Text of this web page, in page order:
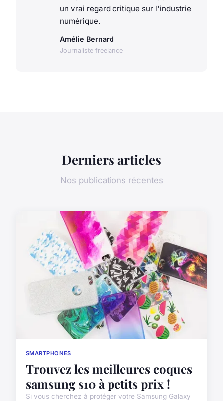
un vrai regard critique sur l'industrie
numérique.
Amélie Bernard
Journaliste freelance
Derniers articles
Nos publications récentes
SMARTPHONES
Trouvez les meilleures coques
samsung s10 à petits prix !
Si vous cherchez à protéger votre Samsung Galaxy